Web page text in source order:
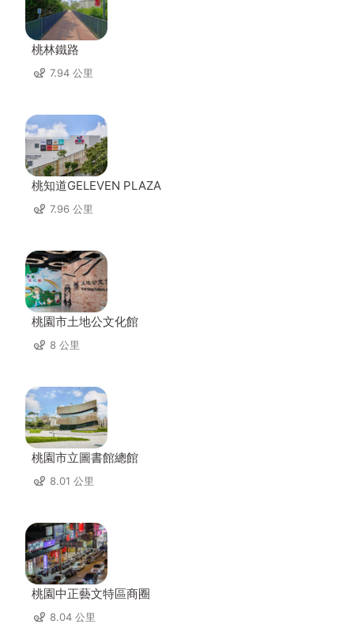
桃林鐵路
7.94 公里
桃知道GELEVEN PLAZA
7.96 公里
桃園市土地公文化館
8 公里
桃園市立圖書館總館
8.01 公里
桃園中正藝文特區商圈
8.04 公里